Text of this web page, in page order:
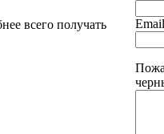
всего получать
Email